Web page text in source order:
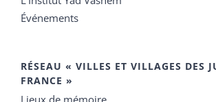
Événements
RÉSEAU « VILLES ET VILLAGES DES
FRANCE »
Lieux de mémoire